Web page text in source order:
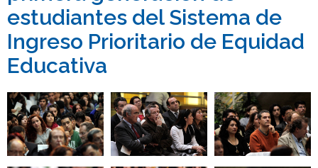
estudiantes del Sistema de
Ingreso Prioritario de Equidad
Educativa
Zoom Zoom Zoom